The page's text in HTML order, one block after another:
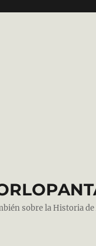
sobre la Historia